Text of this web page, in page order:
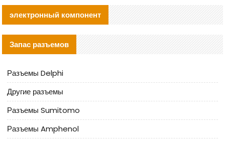
электронный компонент
Запас разъемов
Разъемы Delphi
Другие разъемы
Разъемы Sumitomo
Разъемы Amphenol